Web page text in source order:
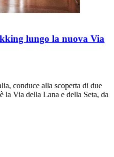
lungo la nuova Via
conduce alla scoperta di due
la Via della Lana e della Seta, da